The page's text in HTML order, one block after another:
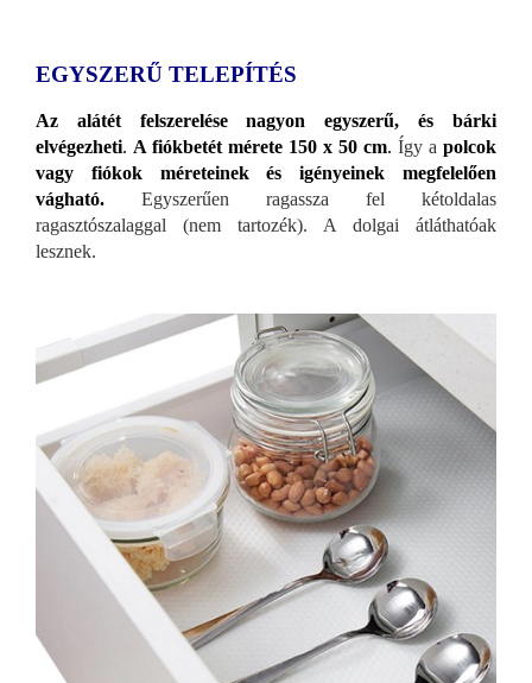
EGYSZERŰ TELEPÍTÉS
Az alátét felszerelése nagyon egyszerű, és bárki
elvégezheti. A fiókbetét mérete 150 x 50 cm. Így a polcok
vagy fiókok méreteinek és igényeinek megfelelően
vágható. Egyszerűen ragassza fel kétoldalas
ragasztószalaggal (nem tartozék). A dolgai átláthatóak
lesznek.